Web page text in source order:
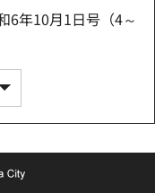
6年10月1日号（4～